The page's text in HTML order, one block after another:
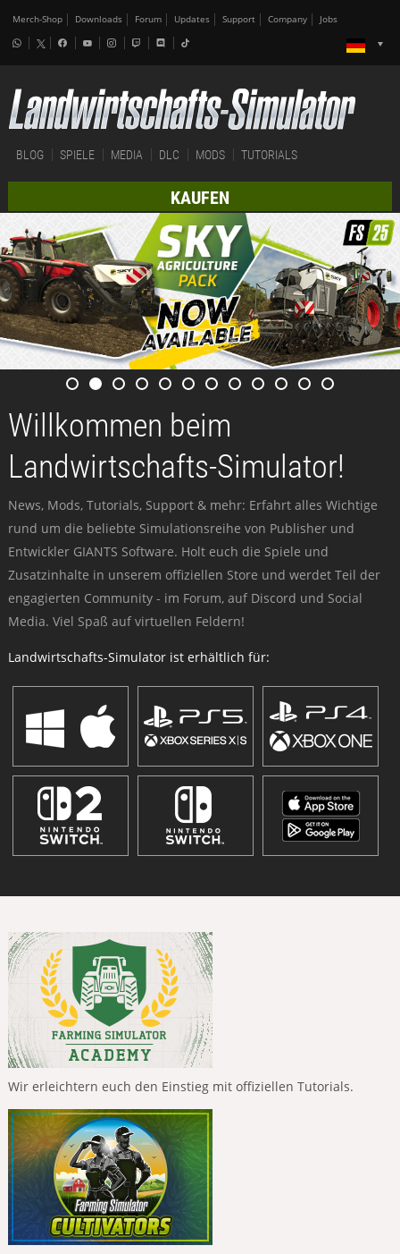
Merch-Shop Downloads Forum Updates Support Company Jobs
BLOG SPIELE MEDIA DLC MODS TUTORIALS
KAUFEN
Willkommen beim
Landwirtschafts-Simulator!
News, Mods, Tutorials, Support & mehr: Erfahrt alles Wichtige
rund um die beliebte Simulationsreihe von Publisher und
Entwickler GIANTS Software. Holt euch die Spiele und
Zusatzinhalte in unserem offiziellen Store und werdet Teil der
engagierten Community - im Forum, auf Discord und Social
Media. Viel Spaß auf virtuellen Feldern!
Landwirtschafts-Simulator ist erhältlich für:
Wir erleichtern euch den Einstieg mit offiziellen Tutorials.